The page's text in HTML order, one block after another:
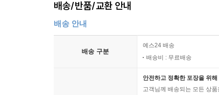
배송/반품/교환 안내
배송 안내
배송 구분
예스24 배송
배송비 : 무료배송
안전하고 정확한 포장을 위
고객님께 배송되는 모든 상